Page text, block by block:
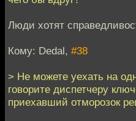
Люди хотят
Кому: Dedal, #38
> Не можете уехать на
говорите диспетчеру
приехавший отморозок